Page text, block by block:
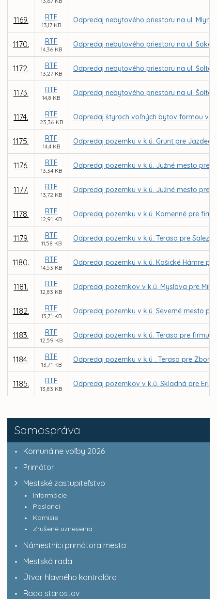
Samospráva
Komunálne voľby 2026
Primátor
Mestské zastupiteľstvo
Informácie
Poslanci
Komisie
Zrušené uznesenia
Námestníci primátora mesta
Mestská rada
Útvar hlavného kontrolóra
Rada starostov
1169. RTF
13,17 KB
Odpredaj nebytového priestoru na ul.
1170. RTF
14,36 KB
Odpredaj nebytového priestoru na ul.
1172. RTF
13,27 KB
Odpredaj nebytového priestoru na ul.
1173. RTF
14,8 KB
Odpredaj nebytového priestoru na ul.
1174. RTF
23,36 KB
Odpredaj štyroch voľných bytov formou
1175. RTF
14,4 KB
Odpredaj pozemku v k.ú. Grunt pre
1176. RTF
13,34 KB
Odpredaj pozemku v k.ú. Južné mesto pre
1177. RTF
13,72 KB
Odpredaj pozemku v k.ú. Južné mesto pre
1178. RTF
12,91 KB
Odpredaj pozemku v k.ú. Kamenné pre firmu
1179. RTF
11,58 KB
Odpredaj pozemku v k.ú. Terasa pre
1180. RTF
14,53 KB
Odpredaj pozemku v k.ú. Košické Hámre
1181. RTF
12,83 KB
Odpredaj pozemkov v k.ú. Myslava pre
1182. RTF
13,71 KB
Odpredaj pozemku v k.ú. Severné mesto
1183. RTF
12,59 KB
Odpredaj pozemku v k.ú. Terasa pre firmu
1184. RTF
13,71 KB
Odpredaj pozemku v k.ú . Terasa pre Zbor
1185. RTF
13,83 KB
Odpredaj pozemkov v k.ú. Skladná pre